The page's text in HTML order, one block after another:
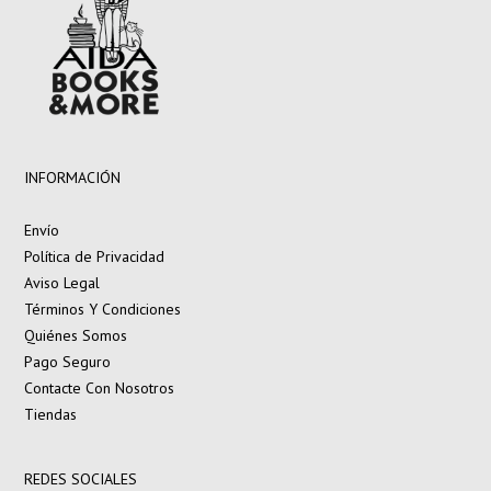
INFORMACIÓN
Envío
Política de Privacidad
Aviso Legal
Términos Y Condiciones
Quiénes Somos
Pago Seguro
Contacte Con Nosotros
Tiendas
REDES SOCIALES